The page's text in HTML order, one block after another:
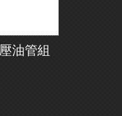
油管組